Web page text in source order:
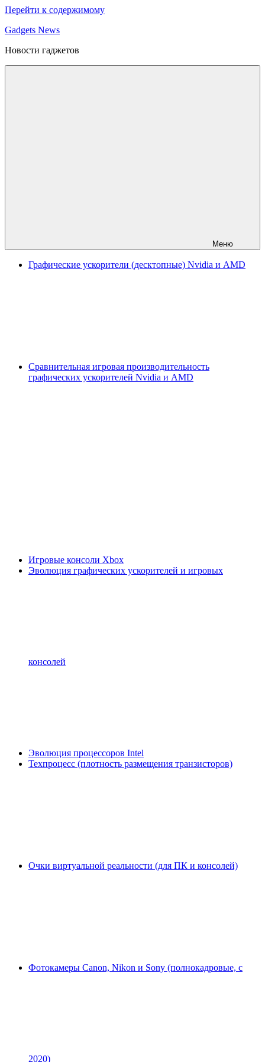
Перейти к содержимому
Gadgets News
Новости гаджетов
Меню
Графические ускорители (десктопные) Nvidia и AMD
Сравнительная игровая производительность
графических ускорителей Nvidia и AMD
Игровые консоли Xbox
Эволюция графических ускорителей и игровых
консолей
Эволюция процессоров Intel
Техпроцесс (плотность размещения транзисторов)
Очки виртуальной реальности (для ПК и консолей)
Фотокамеры Canon, Nikon и Sony (полнокадровые, с
2020)